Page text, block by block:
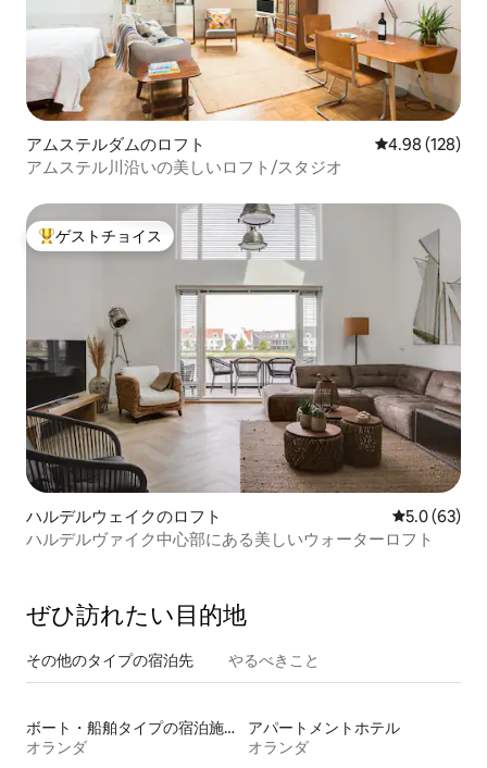
アムステルダムのロフト レビュー128
4.98 (128)
アムステル川沿いの美しいロフト/スタジオ
大好評のゲストチョイスです。
ゲストチョイス
ハルデルウェイクのロフト レビュー63
5.0 (63)
ハルデルヴァイク中心部にある美しいウォーターロフト
ぜひ訪⁠れ⁠た⁠い目⁠的⁠地
その他のタ⁠イ⁠プ⁠の宿⁠泊⁠先 やるべきこと
ボート・船舶タイプの宿泊施設
オランダ
アパートメントホテル
オランダ